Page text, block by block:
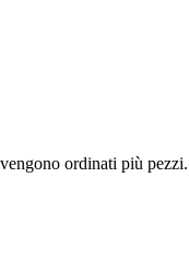
ordinati più pezzi.